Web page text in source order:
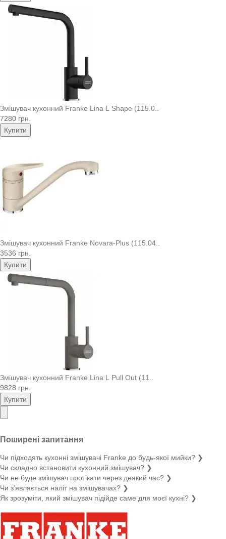
Змішувач кухонний Franke Lina L Shape (115.0..
7280 грн.
Купити
Змішувач кухонний Franke Novara-Plus (115.04..
3536 грн.
Купити
Змішувач кухонний Franke Lina L Pull Out (11..
9828 грн.
Купити
Поширені запитання
Чи підходять кухонні змішувачі Franke до будь-якої мийки? ❯
Чи складно встановити кухонний змішувач? ❯
Чи не буде змішувач протікати через деякий час? ❯
Чи з’являється наліт на змішувачах? ❯
Як зрозуміти, який змішувач підійде саме для моєї кухні? ❯